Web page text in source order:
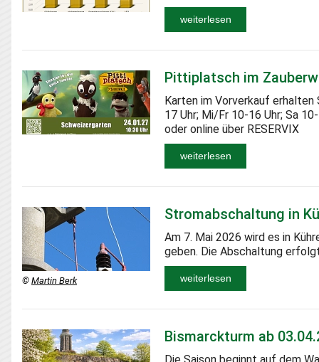
weiterlesen
Pittiplatsch im
Karten im Vorverkauf
17 Uhr; Mi/Fr 10-16 Uhr; Sa
oder online über RESERVIX
weiterlesen
Stromabschaltung in
© Martin Berk
Am 7. Mai 2026 wird es in
geben. Die Abschaltung
weiterlesen
Bismarckturm ab